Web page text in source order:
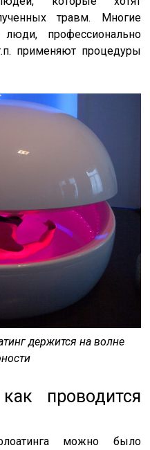
травм. Многие
профессионально
применяют процедуры
держится на волне
проводится
можно было